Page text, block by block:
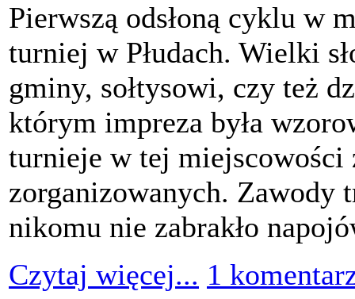
Pierwszą odsłoną cyklu w
turniej w Płudach. Wielki
gminy, sołtysowi, czy też
którym impreza była
turnieje w tej miejscowości
zorganizowanych. Zawody
nikomu nie zabrakło
Czytaj więcej... 1